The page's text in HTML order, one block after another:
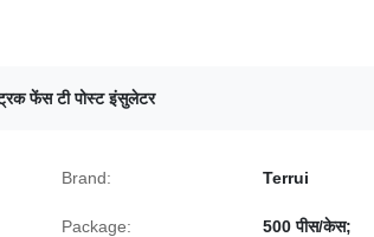
फेंस टी पोस्ट इंसुलेटर
Brand: Terrui
Package: 500 पीस/केस;